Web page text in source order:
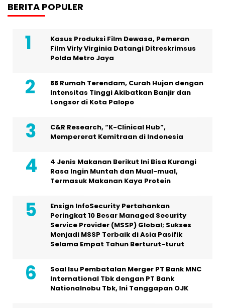
BERITA POPULER
Kasus Produksi Film Dewasa, Pemeran
Film Virly Virginia Datangi Ditreskrimsus
Polda Metro Jaya
88 Rumah Terendam, Curah Hujan dengan
Intensitas Tinggi Akibatkan Banjir dan
Longsor di Kota Palopo
C&R Research, “K-Clinical Hub”,
Mempererat Kemitraan di Indonesia
4 Jenis Makanan Berikut Ini Bisa Kurangi
Rasa Ingin Muntah dan Mual-mual,
Termasuk Makanan Kaya Protein
Ensign InfoSecurity Pertahankan
Peringkat 10 Besar Managed Security
Service Provider (MSSP) Global; Sukses
Menjadi MSSP Terbaik di Asia Pasifik
Selama Empat Tahun Berturut-turut
Soal Isu Pembatalan Merger PT Bank MNC
International Tbk dengan PT Bank
Nationalnobu Tbk, Ini Tanggapan OJK